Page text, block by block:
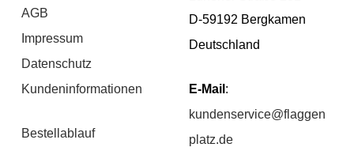
AGB
Impressum
Datenschutz
Kundeninformationen
Bestellablauf
D-59192 Bergkamen
Deutschland
E-Mail :
kundenservice@flaggen
platz.de